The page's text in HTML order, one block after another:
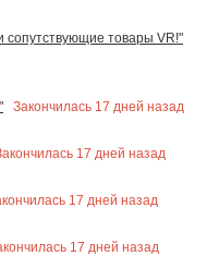
товары VR!"
Закончилась 17 дней назад
17 дней назад
17 дней назад
17 дней назад